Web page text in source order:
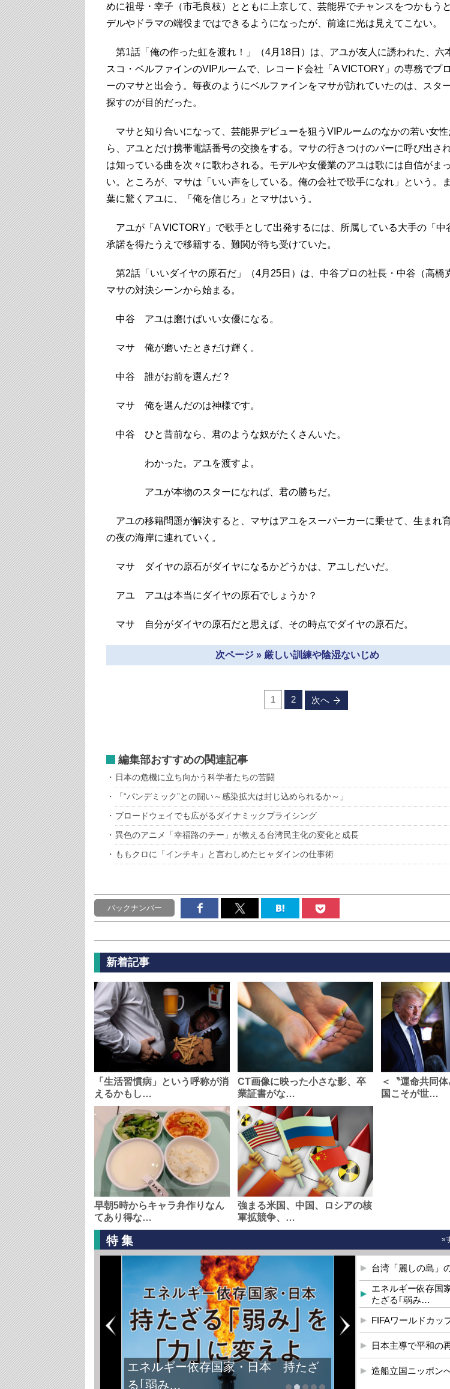
めに祖母・幸子（市毛良枝）とともに上京して、芸能界でチャンスをつかもう
デルやドラマの端役まではできるようになったが、前途に光は見えてこない。
第1話「俺の作った虹を渡れ！」（4月18日）は、アユが友人に誘われた、六
スコ・ベルファインのVIPルームで、レコード会社「A VICTORY」の専務でプ
ーのマサと出会う。毎夜のようにベルファインをマサが訪れていたのは、スタ
探すのが目的だった。
マサと知り合いになって、芸能界デビューを狙うVIPルームのなかの若い女
ら、アユとだけ携帯電話番号の交換をする。マサの行きつけのバーに呼び出さ
は知っている曲を次々に歌わされる。モデルや女優業のアユは歌には自信がま
い。ところが、マサは「いい声をしている。俺の会社で歌手になれ」という。
葉に驚くアユに、「俺を信じろ」とマサはいう。
アユが「A VICTORY」で歌手として出発するには、所属している大手の「中
承諾を得たうえで移籍する、難関が待ち受けていた。
第2話「いいダイヤの原石だ」（4月25日）は、中谷プロの社長・中谷（高橋
マサの対決シーンから始まる。
中谷 アユは磨けばいい女優になる。
マサ 俺が磨いたときだけ輝く。
中谷 誰がお前を選んだ？
マサ 俺を選んだのは神様です。
中谷 ひと昔前なら、君のような奴がたくさんいた。
わかった。アユを渡すよ。
アユが本物のスターになれば、君の勝ちだ。
アユの移籍問題が解決すると、マサはアユをスーパーカーに乗せて、生まれ
の夜の海岸に連れていく。
マサ ダイヤの原石がダイヤになるかどうかは、アユしだいだ。
アユ アユは本当にダイヤの原石でしょうか？
マサ 自分がダイヤの原石だと思えば、その時点でダイヤの原石だ。
次ページ » 厳しい訓練や陰湿ないじめ
1 2 次へ
編集部おすすめの関連記事
日本の危機に立ち向かう科学者たちの苦闘
「“パンデミック”との闘い～感染拡大は封じ込められるか～」
ブロードウェイでも広がるダイナミックプライシング
異色のアニメ「幸福路のチー」が教える台湾民主化の変化と成長
ももクロに「インチキ」と言わしめたヒャダインの仕事術
バックナンバー
新着記事
「生活習慣病」という呼称が消
えるかもし…
CT画像に映った小さな影、卒
業証書がな…
＜〝運命共同
国こそが世…
早朝5時からキャラ弁作りなん
てあり得な…
強まる米国、中国、ロシアの核
軍拡競争、…
特集 »
FIFAワールドカップ2026
台湾「麗しの島」
エネルギー依存
たざる｢弱み…
FIFAワールドカッ
日本主導で平和の
造船立国ニッポン